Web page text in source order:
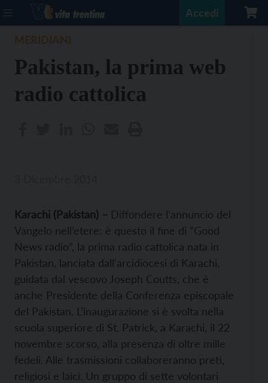
Accedi
Pakistan, la prima web
radio cattolica
Karachi (Pakistan) – Diffondere l’annuncio del
Vangelo nell’etere: è questo il fine di “Good
News radio”, la prima radio cattolica nata in
Pakistan, lanciata dall'arcidiocesi di Karachi,
guidata dal vescovo Joseph Coutts, che è
anche Presidente della Conferenza episcopale
del Pakistan. L’inaugurazione si è svolta nella
scuola superiore di St. Patrick, a Karachi, il 22
novembre scorso, alla presenza di oltre mille
fedeli. Alle trasmissioni collaboreranno preti,
religiosi e laici. Un gruppo di sette volontari